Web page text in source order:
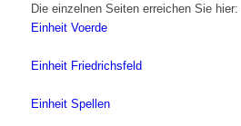
Die einzelnen Seiten erreichen Sie hier:
Einheit Voerde
Einheit Friedrichsfeld
Einheit Spellen